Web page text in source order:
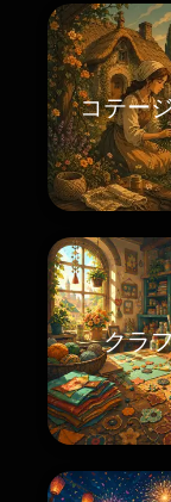
コテー
クラ